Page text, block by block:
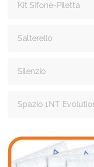
Kit Sifone-Piletta
Salterello
Silenzio
Spazio 1NT